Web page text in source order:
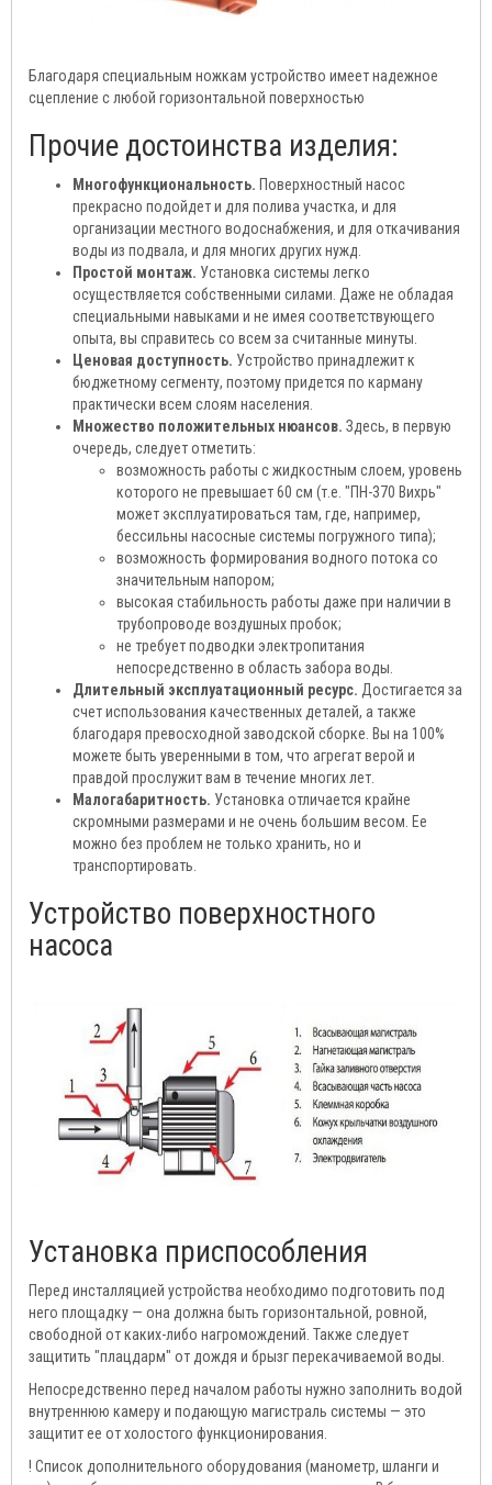
Благодаря специальным ножкам устройство имеет надежное
сцепление с любой горизонтальной поверхностью
Прочие достоинства изделия:
Многофункциональность. Поверхностный насос
прекрасно подойдет и для полива участка, и для
организации местного водоснабжения, и для откачивания
воды из подвала, и для многих других нужд.
Простой монтаж. Установка системы легко
осуществляется собственными силами. Даже не обладая
специальными навыками и не имея соответствующего
опыта, вы справитесь со всем за считанные минуты.
Ценовая доступность. Устройство принадлежит к
бюджетному сегменту, поэтому придется по карману
практически всем слоям населения.
Множество положительных нюансов. Здесь, в первую
очередь, следует отметить:
возможность работы с жидкостным слоем, уровень
которого не превышает 60 см (т.е. "ПН-370 Вихрь"
может эксплуатироваться там, где, например,
бессильны насосные системы погружного типа);
возможность формирования водного потока со
значительным напором;
высокая стабильность работы даже при наличии в
трубопроводе воздушных пробок;
не требует подводки электропитания
непосредственно в область забора воды.
Длительный эксплуатационный ресурс. Достигается за
счет использования качественных деталей, а также
благодаря превосходной заводской сборке. Вы на 100%
можете быть уверенными в том, что агрегат верой и
правдой прослужит вам в течение многих лет.
Малогабаритность. Установка отличается крайне
скромными размерами и не очень большим весом. Ее
можно без проблем не только хранить, но и
транспортировать.
Устройство поверхностного
насоса
Установка приспособления
Перед инсталляцией устройства необходимо подготовить под
него площадку — она должна быть горизонтальной, ровной,
свободной от каких-либо нагромождений. Также следует
защитить "плацдарм" от дождя и брызг перекачиваемой воды.
Непосредственно перед началом работы нужно заполнить водой
внутреннюю камеру и подающую магистраль системы — это
защитит ее от холостого функционирования.
! Список дополнительного оборудования (манометр, шланги и